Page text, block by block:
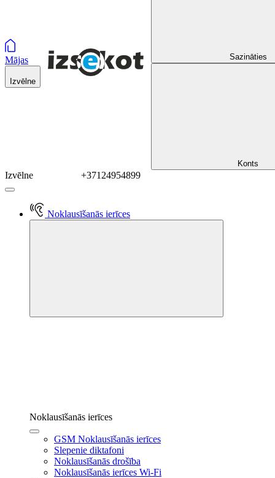
Mājas
Izvēlne
Sazināties
Konts
Izvēlne +37124954899
Noklausīšanās ierīces
Noklausīšanās ierīces
GSM Noklausīšanās ierīces
Slepenie diktafoni
Noklausīšanās drošība
Noklausīšanās ierīces Wi-Fi